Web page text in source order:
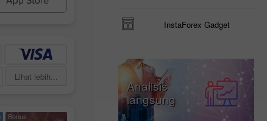
Lihat lebih...
Bonus
InstaForex Gadget
Analisis
langsung